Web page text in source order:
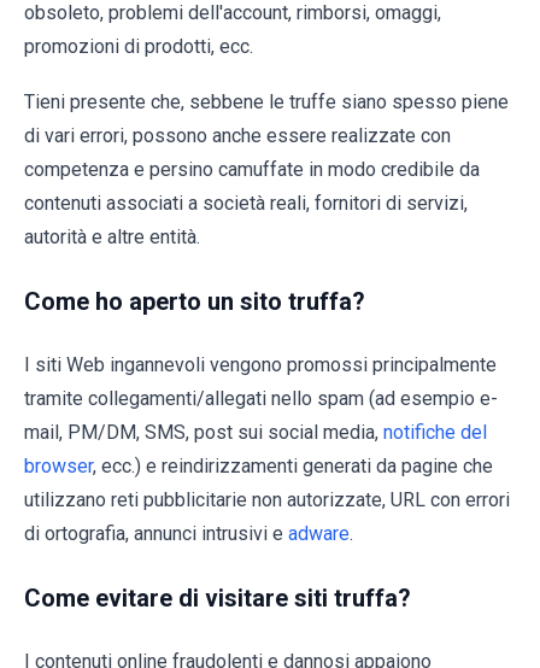
obsoleto, problemi dell'account, rimborsi, omaggi,
promozioni di prodotti, ecc.
Tieni presente che, sebbene le truffe siano spesso piene
di vari errori, possono anche essere realizzate con
competenza e persino camuffate in modo credibile da
contenuti associati a società reali, fornitori di servizi,
autorità e altre entità.
Come ho aperto un sito truffa?
I siti Web ingannevoli vengono promossi principalmente
tramite collegamenti/allegati nello spam (ad esempio e-
mail, PM/DM, SMS, post sui social media, notifiche del
browser, ecc.) e reindirizzamenti generati da pagine che
utilizzano reti pubblicitarie non autorizzate, URL con errori
di ortografia, annunci intrusivi e adware.
Come evitare di visitare siti truffa?
I contenuti online fraudolenti e dannosi appaiono